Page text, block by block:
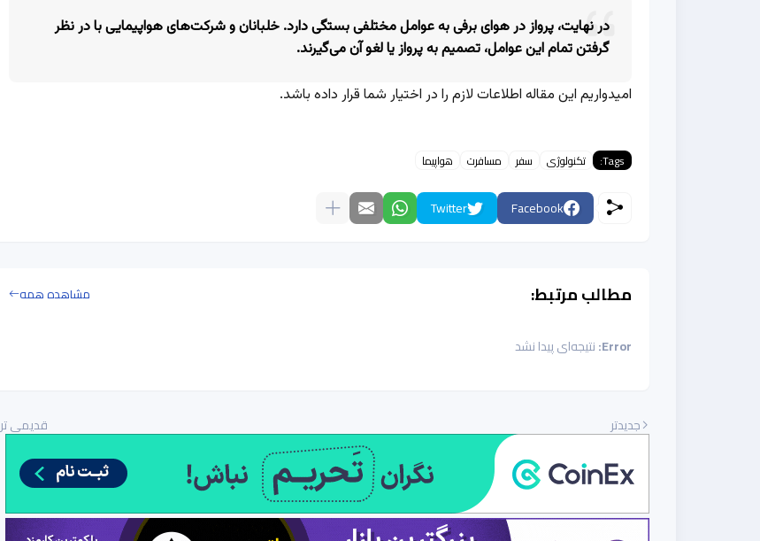
در نهایت، پرواز در هوای برفی به عوامل مختلفی بستگی دارد. خلبانان و شرکت‌های هواپیمایی با در نظر
گرفتن تمام این عوامل، تصمیم به پرواز یا لغو آن می‌گیرند.
امیدواریم این مقاله اطلاعات لازم را در اختیار شما قرار داده باشد.
Tags: تکنولوژی سفر مسافرت هواپیما
Facebook
Twitter
مطالب مرتبط: مشاهده همه
Error: نتیجه‌ای پیدا نشد
جدیدتر قدیمی تر